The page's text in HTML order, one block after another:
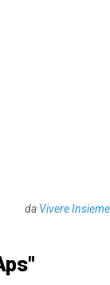
da Vivere Insieme